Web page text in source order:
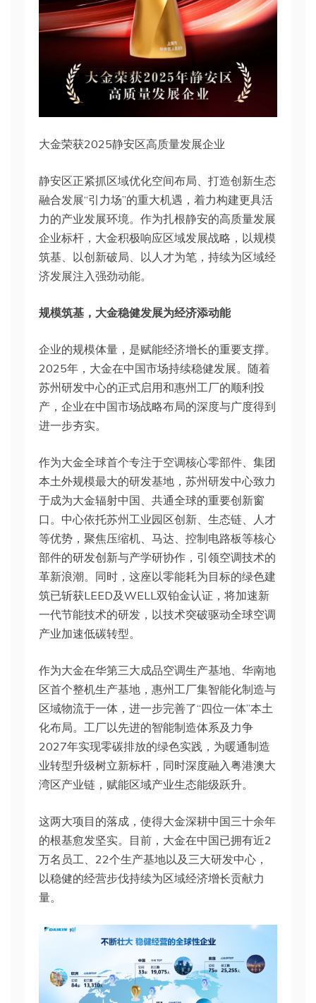
大金荣获2025静安区高质量发展企业
静安区正紧抓区域优化空间布局、打造创新生态
融合发展“引力场”的重大机遇，着力构建更具活
力的产业发展环境。作为扎根静安的高质量发展
企业标杆，大金积极响应区域发展战略，以规模
筑基、以创新破局、以人才为笔，持续为区域经
济发展注入强劲动能。
规模筑基，大金稳健发展为经济添动能
企业的规模体量，是赋能经济增长的重要支撑。
2025年，大金在中国市场持续稳健发展。随着
苏州研发中心的正式启用和惠州工厂的顺利投
产，企业在中国市场战略布局的深度与广度得到
进一步夯实。
作为大金全球首个专注于空调核心零部件、集团
本土外规模最大的研发基地，苏州研发中心致力
于成为大金辐射中国、共通全球的重要创新窗
口。中心依托苏州工业园区创新、生态链、人才
等优势，聚焦压缩机、马达、控制电路板等核心
部件的研发创新与产学研协作，引领空调技术的
革新浪潮。同时，这座以零能耗为目标的绿色建
筑已斩获LEED及WELL双铂金认证，将加速新
一代节能技术的研发，以技术突破驱动全球空调
产业加速低碳转型。
作为大金在华第三大成品空调生产基地、华南地
区首个整机生产基地，惠州工厂集智能化制造与
区域物流于一体，进一步完善了“四位一体”本土
化布局。工厂以先进的智能制造体系及力争
2027年实现零碳排放的绿色实践，为暖通制造
业转型升级树立新标杆，同时深度融入粤港澳大
湾区产业链，赋能区域产业生态能级跃升。
这两大项目的落成，使得大金深耕中国三十余年
的根基愈发坚实。目前，大金在中国已拥有近2
万名员工、22个生产基地以及三大研发中心，
以稳健的经营步伐持续为区域经济增长贡献力
量。